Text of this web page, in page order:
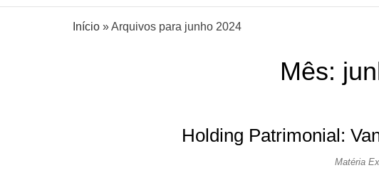
Início »Arquivos para junho 2024
Mês:
Holding Patrimonial:
Matéria